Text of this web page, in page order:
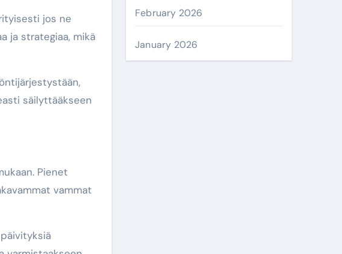
jos ne
ja strategiaa, mikä
säilyttääkseen
Pienet
vammat
f
o
February 2026
January 2026